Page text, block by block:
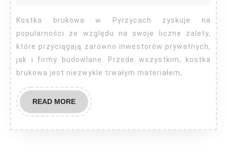
Kostka brukowa w Pyrzycach zyskuje na
popularności ze względu na swoje liczne zalety,
które przyciągają zarówno inwestorów prywatnych,
jak i firmy budowlane. Przede wszystkim, kostka
brukowa jest niezwykle trwałym materiałem,
READ MOREREAD
MORE